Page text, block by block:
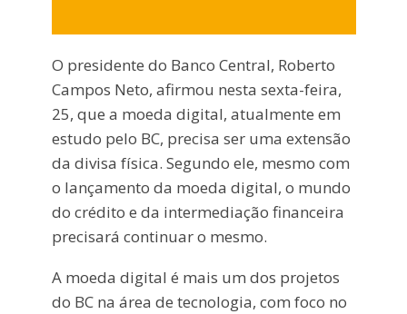
O presidente do Banco Central, Roberto
Campos Neto, afirmou nesta sexta-feira,
25, que a moeda digital, atualmente em
estudo pelo BC, precisa ser uma extensão
da divisa física. Segundo ele, mesmo com
o lançamento da moeda digital, o mundo
do crédito e da intermediação financeira
precisará continuar o mesmo.
A moeda digital é mais um dos projetos
do BC na área de tecnologia, com foco no